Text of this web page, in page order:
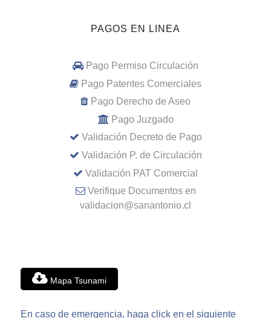
PAGOS EN LINEA
Pago Permiso Circulación
Pago Patentes Comerciales
Pago Derecho de Aseo
Pago Juzgado
Validación Decreto de Pago
Validación P. de Circulación
Validación PAT Comercial
Verifique Documentos en
validacion@sanantonio.cl
Mapa Tsunami
En caso de emergencia, haga click en el siguiente